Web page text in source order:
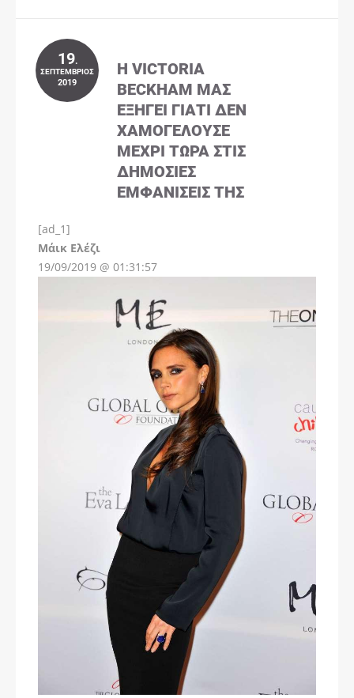
19.
ΣΕΠΤΈΜΒΡΙΟΣ
2019
Η VICTORIA
BECKHAM ΜΑΣ
ΕΞΗΓΕΊ ΓΙΑΤΊ ΔΕΝ
ΧΑΜΟΓΕΛΟΎΣΕ
ΜΈΧΡΙ ΤΏΡΑ ΣΤΙΣ
ΔΗΜΌΣΙΕΣ
ΕΜΦΑΝΊΣΕΙΣ ΤΗΣ
[ad_1]
Μάικ Ελέζι
19/09/2019 @ 01:31:57